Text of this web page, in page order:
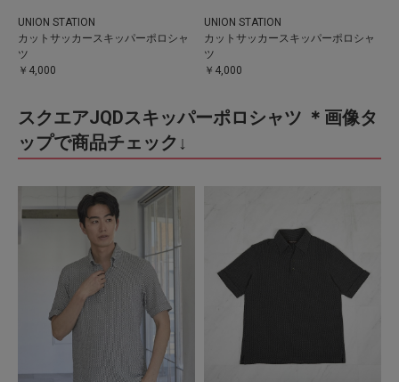
UNION STATION
カットサッカースキッパーポロシャ
ツ
￥4,000
UNION STATION
カットサッカースキッパーポロシャ
ツ
￥4,000
スクエアJQDスキッパーポロシャツ ＊画像タ
ップで商品チェック↓